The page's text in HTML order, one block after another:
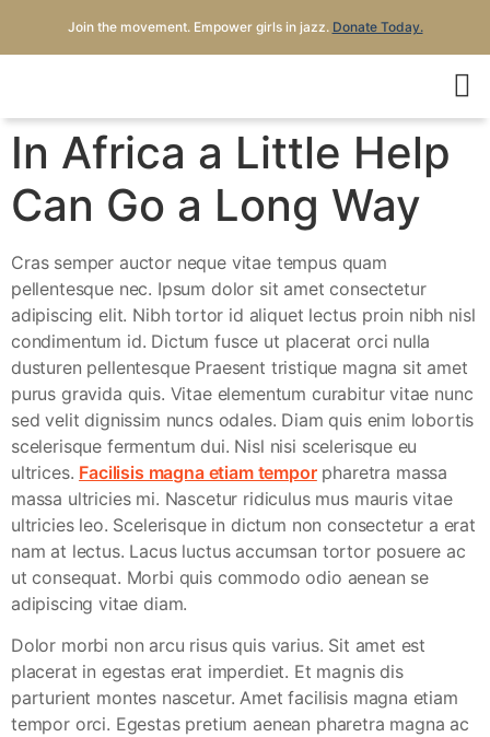
Join the movement. Empower girls in jazz. Donate Today.
In Africa a Little Help
Can Go a Long Way
Cras semper auctor neque vitae tempus quam
pellentesque nec. Ipsum dolor sit amet consectetur
adipiscing elit. Nibh tortor id aliquet lectus proin nibh nisl
condimentum id. Dictum fusce ut placerat orci nulla
dusturen pellentesque Praesent tristique magna sit amet
purus gravida quis. Vitae elementum curabitur vitae nunc
sed velit dignissim nuncs odales. Diam quis enim lobortis
scelerisque fermentum dui. Nisl nisi scelerisque eu
ultrices. Facilisis magna etiam temporpharetra massa
massa ultricies mi. Nascetur ridiculus mus mauris vitae
ultricies leo. Scelerisque in dictum non consectetur a erat
nam at lectus. Lacus luctus accumsan tortor posuere ac
ut consequat. Morbi quis commodo odio aenean se
adipiscing vitae diam.
Dolor morbi non arcu risus quis varius. Sit amet est
placerat in egestas erat imperdiet. Et magnis dis
parturient montes nascetur. Amet facilisis magna etiam
tempor orci. Egestas pretium aenean pharetra magna ac